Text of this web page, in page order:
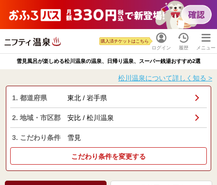
ログイン
購入済チケットはこちら
履歴 メニュー
雪見風呂が楽しめる松川温泉の温泉、日帰り温泉、スーパー銭湯おすすめ2選
松川温泉について詳しく知る >
1. 都道府県 東北 / 岩手県
2. 地域・市区郡 安比 / 松川温泉
3. こだわり条件 雪見
こだわり条件を変更する